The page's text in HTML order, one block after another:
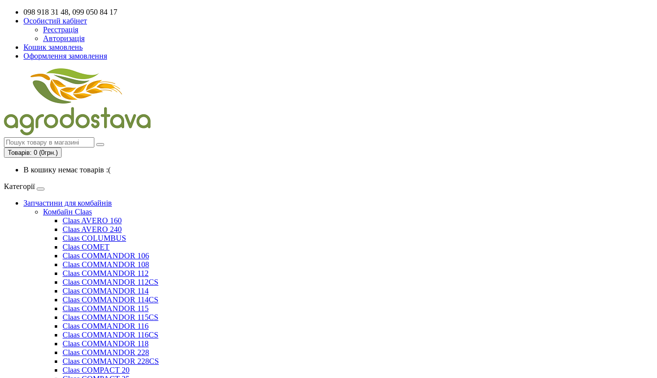
098 918 31 48, 099 050 84 17
Особистий кабінет
Реєстрація
Авторизація
Кошик замовлень
Оформлення замовлення
Товарів: 0 (0грн.)
В кошику немає товарів :(
Категорії
Запчастини для комбайнів
Комбайн Claas
Claas AVERO 160
Claas AVERO 240
Claas COLUMBUS
Claas COMET
Claas COMMANDOR 106
Claas COMMANDOR 108
Claas COMMANDOR 112
Claas COMMANDOR 112CS
Claas COMMANDOR 114
Claas COMMANDOR 114CS
Claas COMMANDOR 115
Claas COMMANDOR 115CS
Claas COMMANDOR 116
Claas COMMANDOR 116CS
Claas COMMANDOR 118
Claas COMMANDOR 228
Claas COMMANDOR 228CS
Claas COMPACT 20